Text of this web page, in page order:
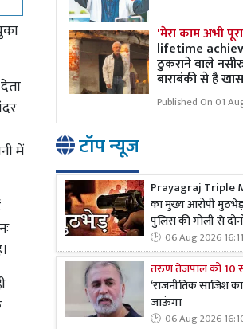
में
'मेरा काम अभी
lifetime
ठुकराने वाले
बाराबंकी से है
Published On 01
टॉप न्यूज
Prayagraj Triple
का मुख्य आरोपी
पुलिस की गोली से
06 Aug 2026
तरुण तेजपाल को 10
‘राजनीतिक साजिश
जाऊंगा
06 Aug 2026